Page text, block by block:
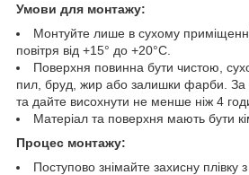
Умови для монтажу:
Монтуйте лише в сухому
повітря від +15° до +20°C.
Поверхня повинна бути чистою,
пил, бруд, жир або залишки фарби. За
та дайте висохнути не менше ніж 4
Матеріал та поверхня мають бути
Процес монтажу:
Поступово знімайте захисну плівку